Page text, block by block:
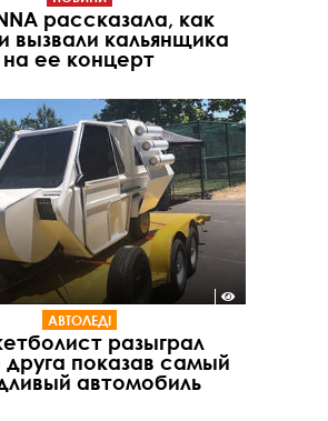
рассказала, как
вызвали кальянщика
на ее концерт
АВТОЛЕДІ
разыграл
друга показав самый
автомобиль